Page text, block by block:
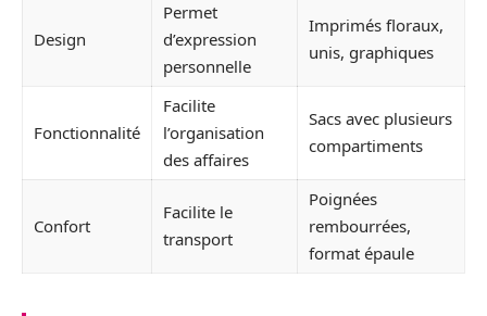
Design
Permet
d’expression
personnelle
Imprimés floraux,
unis, graphiques
Fonctionnalité
Facilite
l’organisation
des affaires
Sacs avec plusieurs
compartiments
Confort
Facilite le
transport
Poignées
rembourrées,
format épaule